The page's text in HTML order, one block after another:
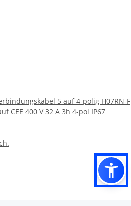
5 auf 4-polig H07RN-F
CEE 400 V 32 A 3h 4-pol IP67